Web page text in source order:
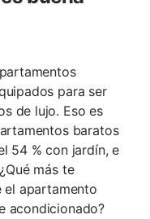
para ser
de lujo. Eso es
baratos
54 % con jardín, e
más te
el apartamento
acondicionado?